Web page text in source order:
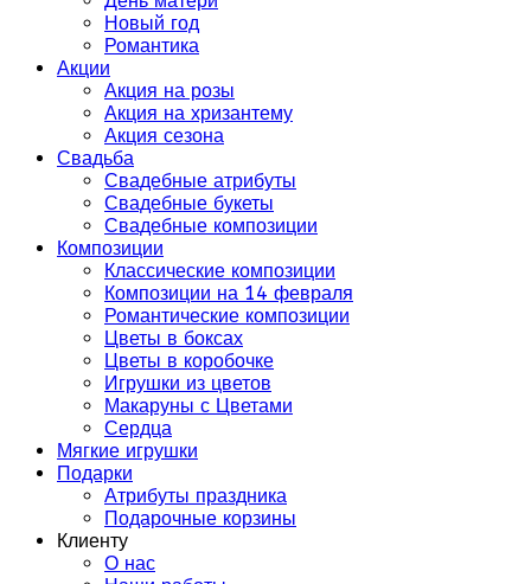
Новый год
Романтика
Акции
Акция на розы
Акция на хризантему
Акция сезона
Свадьба
Свадебные атрибуты
Свадебные букеты
Свадебные композиции
Композиции
Классические композиции
Композиции на 14 февраля
Романтические композиции
Цветы в боксах
Цветы в коробочке
Игрушки из цветов
Макаруны с Цветами
Сердца
Мягкие игрушки
Подарки
Атрибуты праздника
Подарочные корзины
Клиенту
О нас